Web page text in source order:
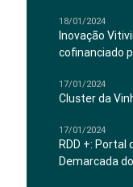
18/01/2024
Inovação
cofinanciado
17/01/2024
Cluster da
17/01/2024
RDD +: Portal
Demarcada